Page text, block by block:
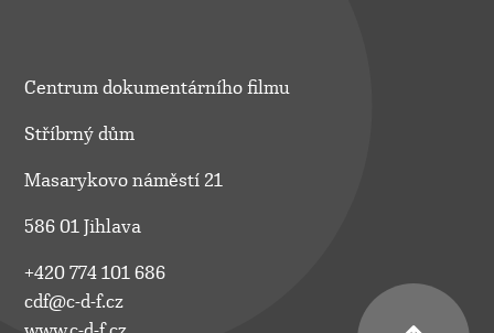
Centrum dokumentárního filmu
Stříbrný dům
Masarykovo náměstí 21
586 01 Jihlava
+420 774 101 686
cdf@c-d-f.cz